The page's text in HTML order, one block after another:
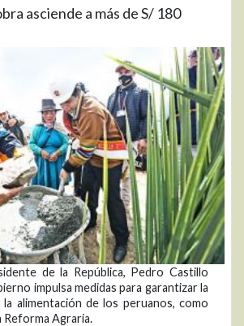
asciende a más de S/ 180
de la República, Pedro Castillo
impulsa medidas para garantizar la
alimentación de los peruanos, como
Reforma Agraria.